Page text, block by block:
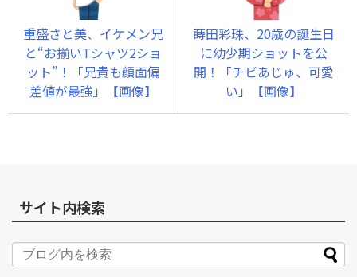
重盛さと美、イケメン兄
と“お揃いTシャツ2ショ
ット”！「兄貴も顔面偏
差値が最強」【画像】
蒔田彩珠、20歳の誕生日
に幼少期ショットを公
開！「チビあじゅ、可愛
い」【画像】
サイト内検索